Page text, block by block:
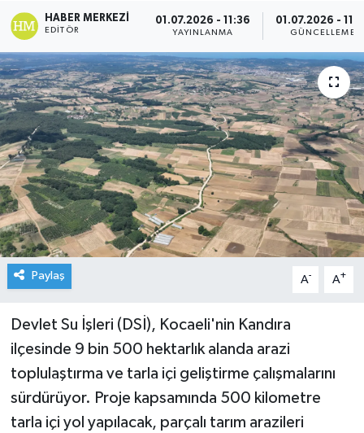
HABER MERKEZI
EDITÖR
01.07.2026 - 11:36
YAYINLANMA
01.07.2026 -
GÜNCELLEME
Paylaş A- A+
Devlet Su İşleri (DSİ), Kocaeli'nin Kandıra
ilçesinde 9 bin 500 hektarlık alanda arazi
toplulaştırma ve tarla içi geliştirme çalışmalarını
sürdürüyor. Proje kapsamında 500 kilometre
tarla içi yol yapılacak, parçalı tarım arazileri